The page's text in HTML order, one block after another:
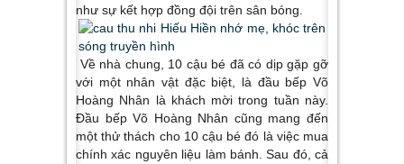
như sự kết hợp đồng đội trên sân bóng.
Về nhà chung, 10 cậu bé đã có dịp gặp gỡ
với một nhân vật đặc biệt, là đầu bếp Võ
Hoàng Nhân là khách mời trong tuần này.
Đầu bếp Võ Hoàng Nhân cũng mang đến
một thử thách cho 10 cậu bé đó là việc mua
chính xác nguyên liệu làm bánh. Sau đó, cả